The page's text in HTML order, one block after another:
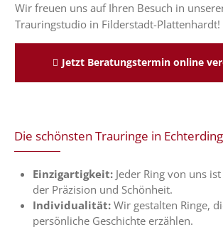
Wir freuen uns auf Ihren Besuch in
Trauringstudio in Filderstadt-Plattenhardt!
Jetzt Beratungstermin online
Die schönsten Trauringe in
Einzigartigkeit: Jeder Ring von uns
der Präzision und Schönheit.
Individualität: Wir gestalten Ringe,
persönliche Geschichte erzählen.